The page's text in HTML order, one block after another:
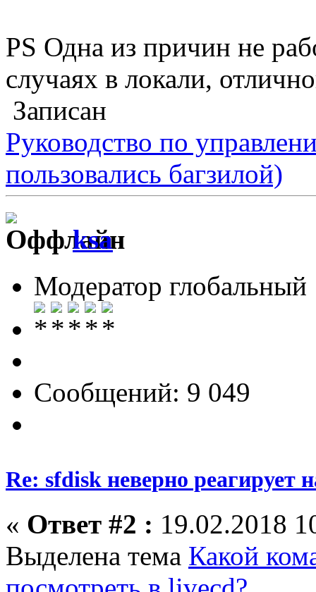
PS Одна из причин не
случаях в локали,
Записан
Руководство по
пользовались багзилой)
ksa
Модератор глобальный
Сообщений: 9 049
Re: sfdisk неверно реагирует
« Ответ #2 : 19.02.2018
Выделена тема Какой